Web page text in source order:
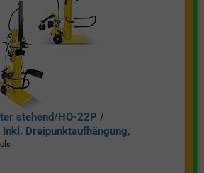
stehend/HO-22P /
Dreipunktaufhängung,